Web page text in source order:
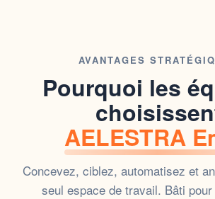
AVANTAGES
Pourquoi les
AELESTRA
Concevez, ciblez, automatisez et
seul espace de travail. Bâti